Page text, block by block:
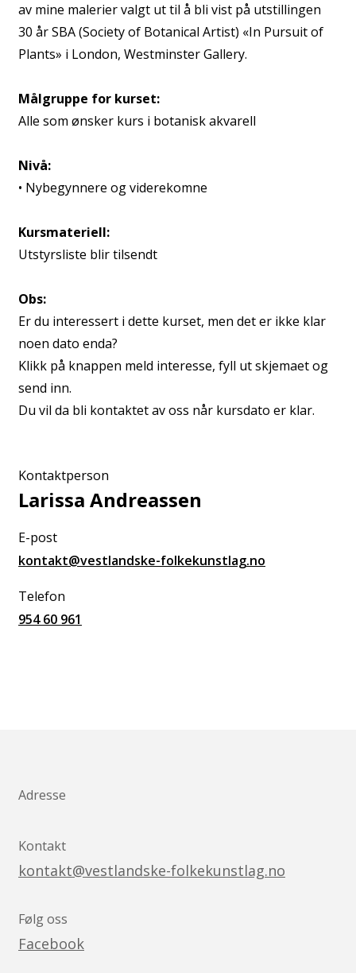
Kontaktperson
Larissa Andreassen
E-post
kontakt@vestlandske-folkekunstlag.no
Telefon
954 60 961
av mine malerier valgt ut til å bli vist på utstillingen
30 år SBA (Society of Botanical Artist) «In Pursuit of
Plants» i London, Westminster Gallery.
Målgruppe for kurset:
Alle som ønsker kurs i botanisk akvarell
Nivå:
• Nybegynnere og viderekomne
Kursmateriell:
Utstyrsliste blir tilsendt
Obs:
Er du interessert i dette kurset, men det er ikke klar
noen dato enda?
Klikk på knappen meld interesse, fyll ut skjemaet og
send inn.
Du vil da bli kontaktet av oss når kursdato er klar.
Adresse
Kontakt
kontakt@vestlandske-folkekunstlag.no
Følg oss
Facebook